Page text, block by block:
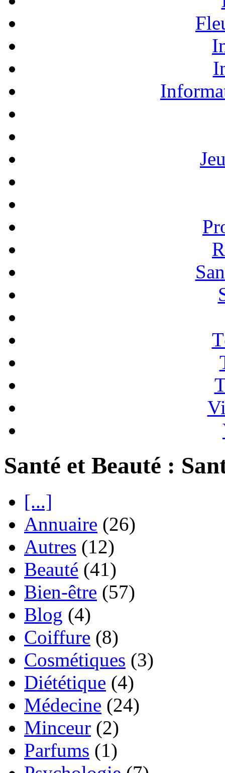
Santé et Beauté :
[...]
Annuaire (26)
Autres (12)
Beauté (41)
Bien-être (57)
Blog (4)
Coiffure (8)
Cosmétiques (3)
Diététique (4)
Médecine (24)
Minceur (2)
Parfums (1)